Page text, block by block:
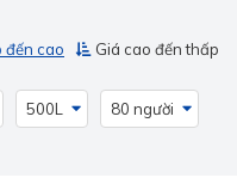
đến cao Giá cao đến thấp
500L 80 người